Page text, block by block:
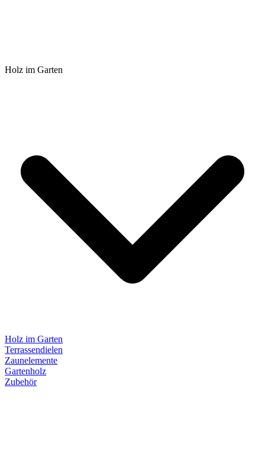
Holz im Garten
Holz im Garten
Terrassendielen
Zaunelemente
Gartenholz
Zubehör